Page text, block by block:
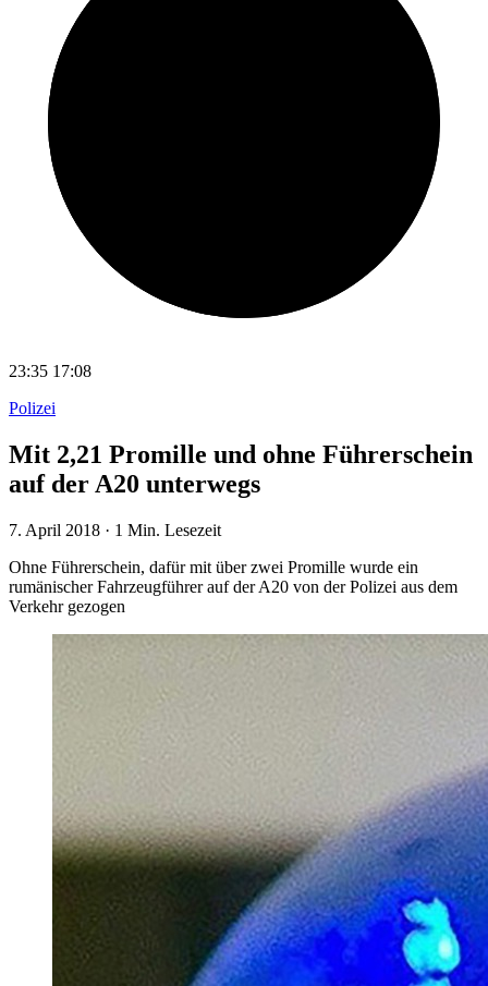
23:35 17:08
Polizei
Mit 2,21 Promille und ohne Führerschein
auf der A20 unterwegs
7. April 2018 · 1 Min. Lesezeit
Ohne Führerschein, dafür mit über zwei Promille wurde ein
rumänischer Fahrzeugführer auf der A20 von der Polizei aus dem
Verkehr gezogen